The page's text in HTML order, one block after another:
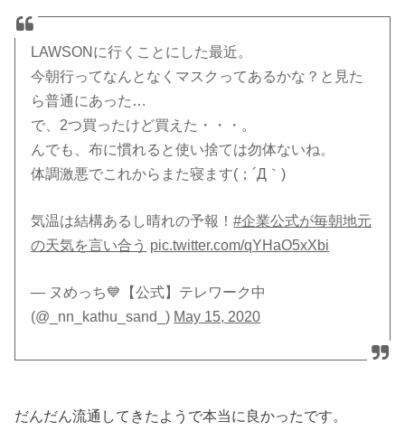
LAWSONに行くことにした最近。
今朝行ってなんとなくマスクってあるかな？と見た
ら普通にあった…
で、2つ買ったけど買えた・・・。
んでも、布に慣れると使い捨ては勿体ないね。
体調激悪でこれからまた寝ます(；´Д｀)
気温は結構あるし晴れの予報！#企業公式が毎朝地元
の天気を言い合う pic.twitter.com/qYHaO5xXbi
— ヌめっち💙【公式】テレワーク中
(@_nn_kathu_sand_) May 15, 2020
だんだん流通してきたようで本当に良かったです。